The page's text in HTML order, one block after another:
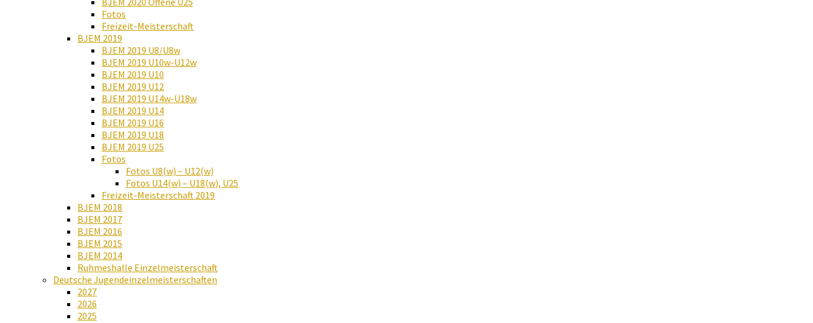
Fotos
Freizeit-Meisterschaft
BJEM 2019
BJEM 2019 U8/U8w
BJEM 2019 U10w-U12w
BJEM 2019 U10
BJEM 2019 U12
BJEM 2019 U14w-U18w
BJEM 2019 U14
BJEM 2019 U16
BJEM 2019 U18
BJEM 2019 U25
Fotos
Fotos U8(w) – U12(w)
Fotos U14(w) – U18(w), U25
Freizeit-Meisterschaft 2019
BJEM 2018
BJEM 2017
BJEM 2016
BJEM 2015
BJEM 2014
Ruhmeshalle Einzelmeisterschaft
Deutsche Jugendeinzelmeisterschaften
2027
2026
2025